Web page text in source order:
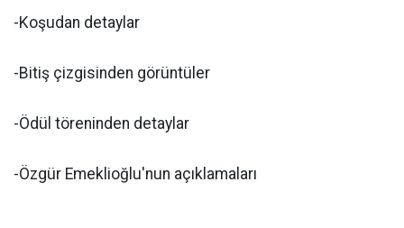
-Koşudan detaylar
-Bitiş çizgisinden görüntüler
-Ödül töreninden detaylar
-Özgür Emeklioğlu'nun açıklamaları